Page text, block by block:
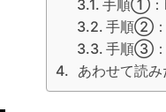
手順①：
手順②：
手順③：
あわせて読み